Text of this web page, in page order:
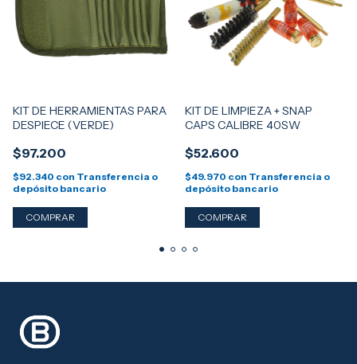
KIT DE HERRAMIENTAS PARA
DESPIECE (VERDE)
$97.200
$92.340 con Transferencia o
depósito bancario
KIT DE LIMPIEZA + SNAP
CAPS CALIBRE 40SW
$52.600
$49.970 con Transferencia o
depósito bancario